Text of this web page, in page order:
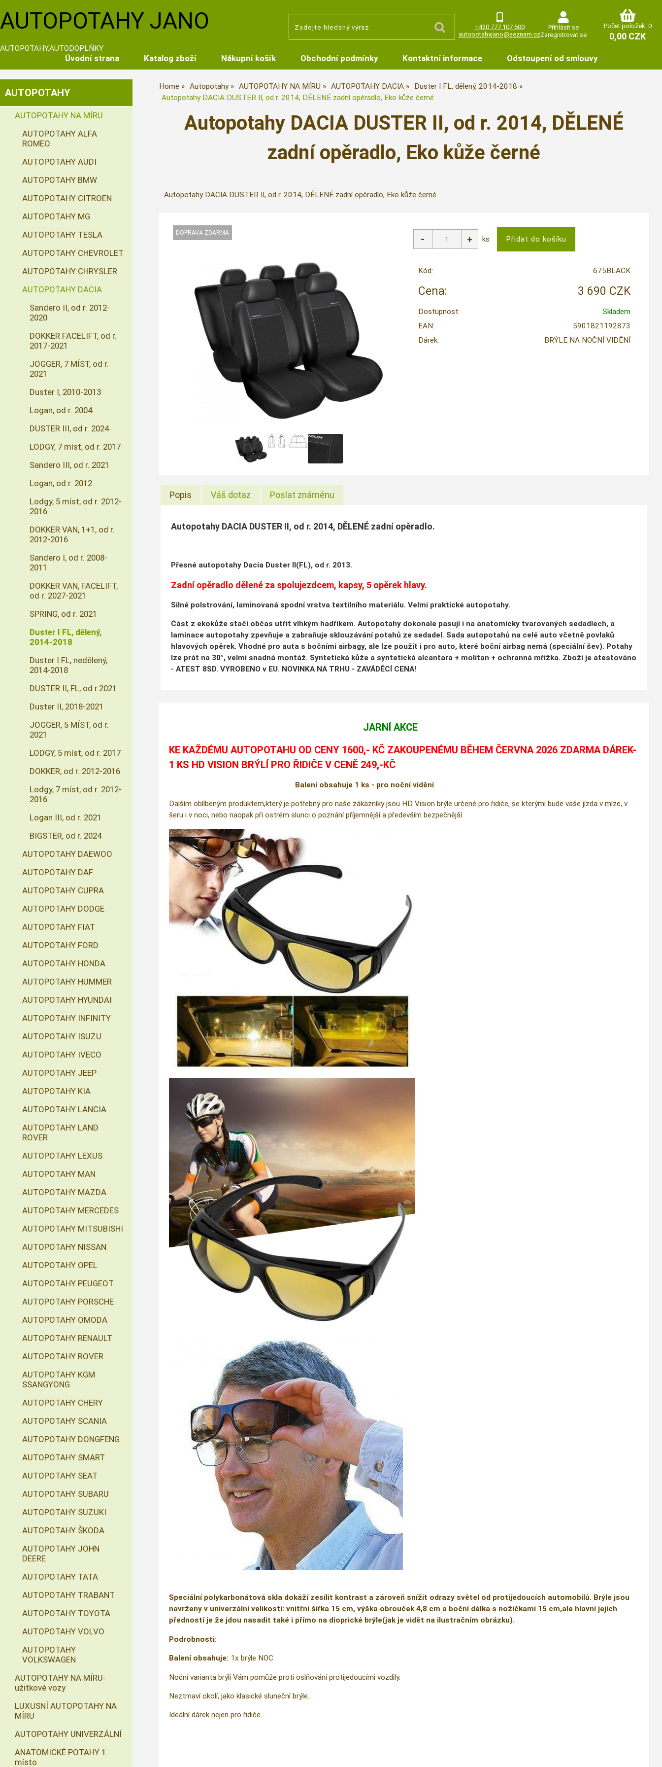
+420 777 107 600
autopotahyjano@seznam.cz
Přihlásit se
Zaregistrovat se
Počet položek: 0
0,00 CZK
AUTOPOTAHY JANO
AUTOPOTAHY,AUTODOPLŇKY
Úvodní strana Katalog zboží Nákupní košík Obchodní podmínky Kontaktní informace Odstoupení od smlouvy
Home Autopotahy AUTOPOTAHY NA MÍRU AUTOPOTAHY DACIA
Duster I FL, dělený, 2014-2018
Autopotahy DACIA DUSTER II, od r. 2014, DĚLENÉ zadní opěradlo, Eko kůže černé
Autopotahy DACIA DUSTER II, od r. 2014, DĚLENÉ
zadní opěradlo, Eko kůže černé
Autopotahy DACIA DUSTER II, od r. 2014, DĚLENÉ zadní opěradlo, Eko kůže černé
ks
Kód: 675BLACK
Cena: 3 690 CZK
Dostupnost:
Skladem
EAN:
5901821192873
Dárek:
BRÝLE NA NOČNÍ VIDĚNÍ
Popis Váš dotaz Poslat známénu
Autopotahy DACIA DUSTER II, od r. 2014, DĚLENÉ zadní opěradlo.
Přesné autopotahy Dacia Duster II(FL), od r. 2013.
Zadní opěradlo dělené za spolujezdcem, kapsy, 5 opěrek hlavy.
Silné polstrování, laminovaná spodní vrstva textilního materiálu. Velmi praktické autopotahy.
Část z ekokůže stačí občas utřít vlhkým hadříkem. Autopotahy dokonale pasují i na anatomicky tvarovaných sedadlech, a
laminace autopotahy zpevňuje a zabraňuje sklouzávání potahů ze sedadel. Sada autopotahů na celé auto včetně povlaků
hlavových opěrek. Vhodné pro auta s bočními airbagy, ale lze použít i pro auto, které boční airbag nemá (speciální šev). Potahy
lze prát na 30°, velmi snadná montáž. Syntetická kůže a syntetická alcantara + molitan + ochranná mřížka. Zboží je atestováno
- ATEST 8SD. VYROBENO v EU. NOVINKA NA TRHU - ZAVÁDĚCÍ CENA!
JARNÍ AKCE
KE KAŽDÉMU AUTOPOTAHU OD CENY 1600,- KČ ZAKOUPENÉMU BĚHEM ČERVNA 2026 ZDARMA DÁREK-
1 KS HD VISION BRÝLÍ PRO ŘIDIČE V CENĚ 249,-KČ
Balení obsahuje 1 ks - pro noční vidění
Dalším oblíbeným produktem,který je potřebný pro naše zákazníky jsou HD Vision brýle určené pro řidiče, se kterými bude vaše jízda v mlze, v
šeru i v noci, nebo naopak při ostrém slunci o poznání příjemnější a především bezpečnější.
Speciální polykarbonátová skla dokáží zesílit kontrast a zároveň snížit odrazy světel od protijedoucích automobilů. Brýle jsou
navrženy v univerzální velikosti: vnitřní šířka 15 cm, výška obrouček 4,8 cm a boční délka s nožičkami 15 cm,ale hlavní jejich
předností je že jdou nasadit také i přímo na dioprické brýle(jak je vidět na ilustračním obrázku).
Podrobnosti:
Balení obsahuje: 1x brýle NOC
Noční varianta brýli Vám pomůže proti oslňování protijedoucími vozdily.
Neztmaví okolí, jako klasické sluneční brýle.
Ideální dárek nejen pro řidiče.
AUTOPOTAHY
AUTOPOTAHY NA MÍRU
AUTOPOTAHY ALFA
ROMEO
AUTOPOTAHY AUDI
AUTOPOTAHY BMW
AUTOPOTAHY CITROEN
AUTOPOTAHY MG
AUTOPOTAHY TESLA
AUTOPOTAHY CHEVROLET
AUTOPOTAHY CHRYSLER
AUTOPOTAHY DACIA
Sandero II, od r. 2012-
2020
DOKKER FACELIFT, od r.
2017-2021
JOGGER, 7 MÍST, od r.
2021
Duster I, 2010-2013
Logan, od r. 2004
DUSTER III, od r. 2024
LODGY, 7 míst, od r. 2017
Sandero III, od r. 2021
Logan, od r. 2012
Lodgy, 5 míst, od r. 2012-
2016
DOKKER VAN, 1+1, od r.
2012-2016
Sandero I, od r. 2008-
2011
DOKKER VAN, FACELIFT,
od r. 2027-2021
SPRING, od r. 2021
Duster I FL, dělený,
2014-2018
Duster I FL, nedělený,
2014-2018
DUSTER II, FL, od r.2021
Duster II, 2018-2021
JOGGER, 5 MÍST, od r.
2021
LODGY, 5 míst, od r. 2017
DOKKER, od r. 2012-2016
Lodgy, 7 míst, od r. 2012-
2016
Logan III, od r. 2021
BIGSTER, od r. 2024
AUTOPOTAHY DAEWOO
AUTOPOTAHY DAF
AUTOPOTAHY CUPRA
AUTOPOTAHY DODGE
AUTOPOTAHY FIAT
AUTOPOTAHY FORD
AUTOPOTAHY HONDA
AUTOPOTAHY HUMMER
AUTOPOTAHY HYUNDAI
AUTOPOTAHY INFINITY
AUTOPOTAHY ISUZU
AUTOPOTAHY IVECO
AUTOPOTAHY JEEP
AUTOPOTAHY KIA
AUTOPOTAHY LANCIA
AUTOPOTAHY LAND
ROVER
AUTOPOTAHY LEXUS
AUTOPOTAHY MAN
AUTOPOTAHY MAZDA
AUTOPOTAHY MERCEDES
AUTOPOTAHY MITSUBISHI
AUTOPOTAHY NISSAN
AUTOPOTAHY OPEL
AUTOPOTAHY PEUGEOT
AUTOPOTAHY PORSCHE
AUTOPOTAHY OMODA
AUTOPOTAHY RENAULT
AUTOPOTAHY ROVER
AUTOPOTAHY KGM
SSANGYONG
AUTOPOTAHY CHERY
AUTOPOTAHY SCANIA
AUTOPOTAHY DONGFENG
AUTOPOTAHY SMART
AUTOPOTAHY SEAT
AUTOPOTAHY SUBARU
AUTOPOTAHY SUZUKI
AUTOPOTAHY ŠKODA
AUTOPOTAHY JOHN
DEERE
AUTOPOTAHY TATA
AUTOPOTAHY TRABANT
AUTOPOTAHY TOYOTA
AUTOPOTAHY VOLVO
AUTOPOTAHY
VOLKSWAGEN
AUTOPOTAHY NA MÍRU-
užitkové vozy
LUXUSNÍ AUTOPOTAHY NA
MÍRU
AUTOPOTAHY UNIVERZÁLNÍ
ANATOMICKÉ POTAHY 1
místo